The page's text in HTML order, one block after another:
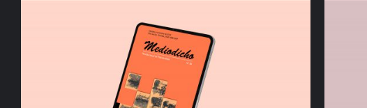
AÑADIR AL CARRITO /